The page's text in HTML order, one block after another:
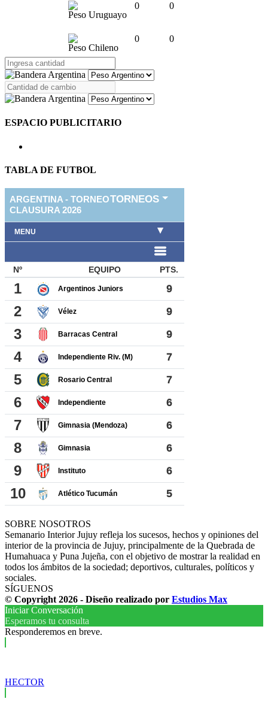
Peso Uruguayo
0 0
Peso Chileno
0 0
ESPACIO PUBLICITARIO
TABLA DE FUTBOL
SOBRE NOSOTROS
Semanario Interior Jujuy refleja los sucesos, hechos y opiniones del
interior de la provincia de Jujuy, principalmente de la Quebrada de
Humahuaca y Puna Jujeña, con el objetivo de mostrar la realidad en
todos los ámbitos de la sociedad; deportivos, culturales, políticos y
sociales.
SÍGUENOS
© Copyright 2026 - Diseño realizado por Estudios Max
Iniciar Conversación
Esperamos tu consulta
Responderemos en breve.
HECTOR